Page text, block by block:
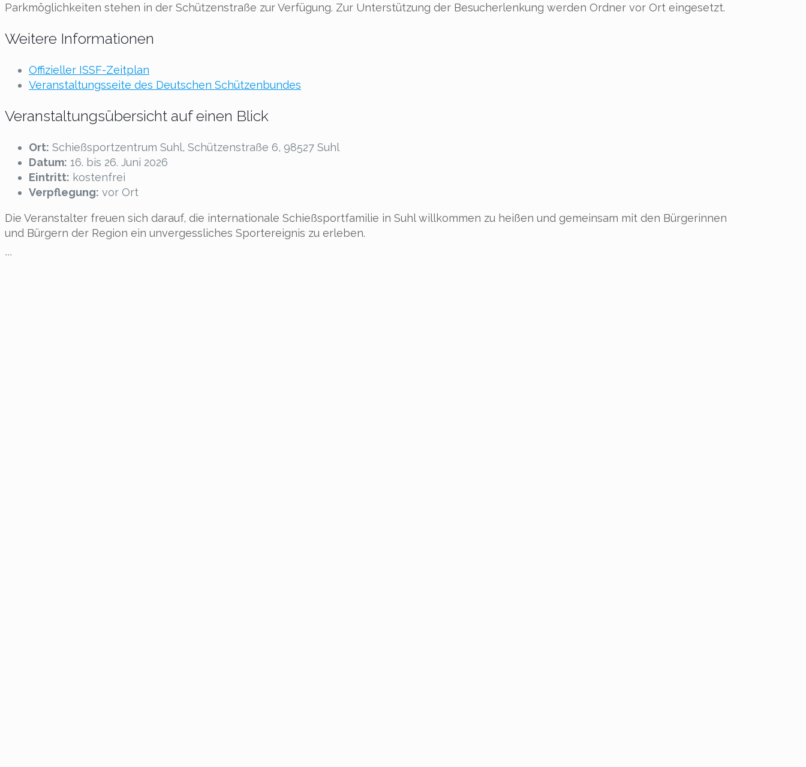
Parkmöglichkeiten stehen in der Schützenstraße zur Verfügung. Zur Unterstützung der Besucherlenkung werden Ordner vor Ort eingesetzt.
Weitere Informationen
Offizieller ISSF-Zeitplan
Veranstaltungsseite des Deutschen Schützenbundes
Veranstaltungsübersicht auf einen Blick
Ort: Schießsportzentrum Suhl, Schützenstraße 6, 98527 Suhl
Datum: 16. bis 26. Juni 2026
Eintritt: kostenfrei
Verpflegung: vor Ort
Die Veranstalter freuen sich darauf, die internationale Schießsportfamilie in Suhl willkommen zu heißen und gemeinsam mit den Bürgerinnen
und Bürgern der Region ein unvergessliches Sportereignis zu erleben.
```